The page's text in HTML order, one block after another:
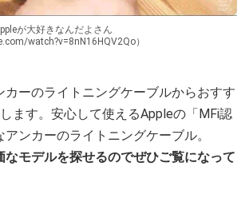
が大好きなんだよさん
watch?v=8nN16HQV2Qo）
カーのライトニングケーブルからおすす
ます。安心して使えるAppleの「MFi認
ンカーのライトニングケーブル。
なモデルを探せるのでぜひご覧になって